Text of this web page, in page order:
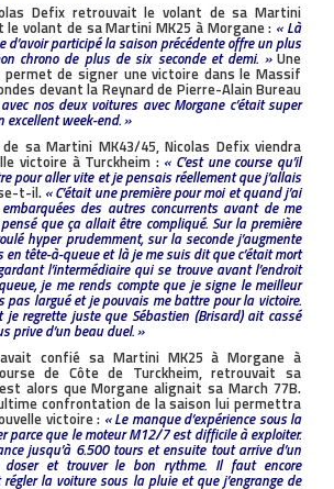
Defix retrouvait le volant de sa Martini
volant de sa Martini MK25 à Morgane : « Là
d’avoir participé la saison précédente offre un plus
chrono de plus de six seconde et demi. »Une
de signer une victoire dans le Massif
devant la Reynard de Pierre-Alain Bureau
nos deux voitures avec Morgane c’était super
excellent week-end. »
sa Martini MK43/45, Nicolas Defix viendra
victoire à Turckheim : « C’est une course qu’il
pour aller vite et je pensais réellement que j’allais
t-il. « C’était une première pour moi et quand j’ai
des autres concurrents avant de me
que ça allait être compliqué. Sur la première
hyper prudemment, sur la seconde j’augmente
tête-à-queue et là je me suis dit que c’était mort
l’intermédiaire qui se trouve avant l’endroit
je me rends compte que je signe le meilleur
pas largué et je pouvais me battre pour la victoire.
je regrette juste que Sébastien (Brisard) ait cassé
prive d’un beau duel. »
confié sa Martini MK25 à Morgane à
de Côte de Turckheim, retrouvait sa
alors que Morgane alignait sa March 77B.
confrontation de la saison lui permettra
victoire : « Le manque d’expérience sous la
parce que le moteur M12/7 est difficile à exploiter.
jusqu’à 6.500 tours et ensuite tout arrive d’un
et trouver le bon rythme. Il faut encore
régler la voiture sous la pluie et que j’engrange de